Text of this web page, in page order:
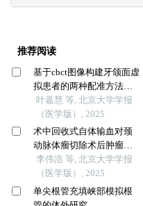
推荐阅读
基于cbct图像构建牙颌面虚
拟患者的两种配准方法比
较
叶嘉慧 等, 北京大学学报
（医学版）, 2025
术中回收式自体输血对颈
动脉体瘤切除术后肿瘤预
后的影响
李伟浩 等, 北京大学学报
（医学版）, 2025
单尖根管充填峡部模拟根